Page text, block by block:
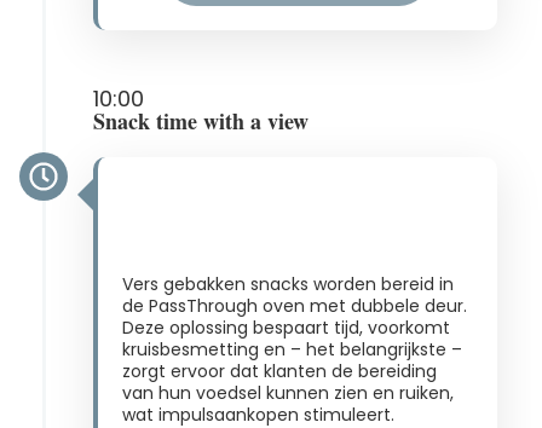
10:00
Snack time with a view
Vers gebakken snacks worden bereid in
de PassThrough oven met dubbele deur.
Deze oplossing bespaart tijd, voorkomt
kruisbesmetting en – het belangrijkste –
zorgt ervoor dat klanten de bereiding
van hun voedsel kunnen zien en ruiken,
wat impulsaankopen stimuleert​.